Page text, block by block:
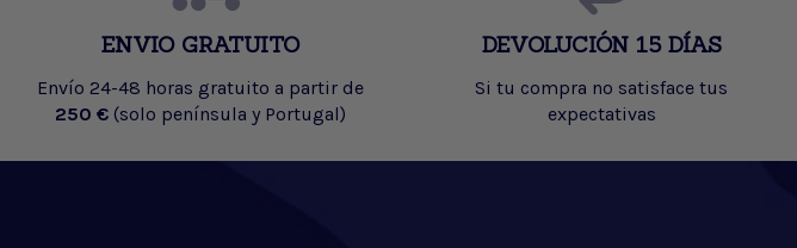
ENVIO GRATUITO
Envío 24-48 horas gratuito a partir de
250 € (solo península y Portugal)
DEVOLUCIÓN 15 DÍAS
Si tu compra no satisface tus
expectativas